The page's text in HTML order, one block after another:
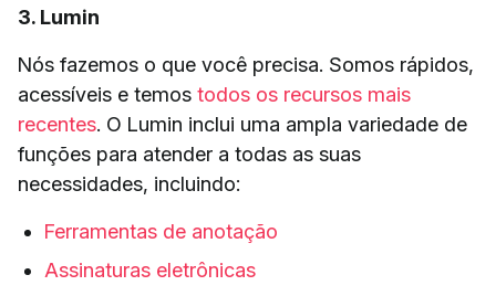
3. Lumin
Nós fazemos o que você precisa. Somos rápidos,
acessíveis e temos todos os recursos mais
recentes. O Lumin inclui uma ampla variedade de
funções para atender a todas as suas
necessidades, incluindo:
Ferramentas de anotação
Assinaturas eletrônicas